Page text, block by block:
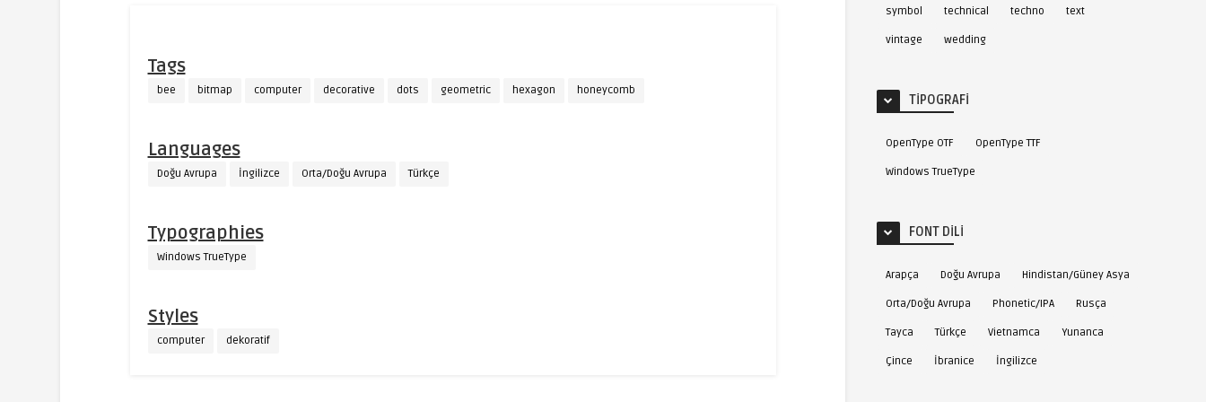
Tags
bee bitmap computer decorative dots geometric hexagon honeycomb
Languages
Doğu Avrupa İngilizce Orta/Doğu Avrupa Türkçe
Typographies
Windows TrueType
Styles
computer dekoratif
symbol technical techno text
vintage wedding
TIPOGRAFI
OpenType OTF OpenType TTF
Windows TrueType
FONT DILI
Arapça Doğu Avrupa Hindistan/Güney Asya
Orta/Doğu Avrupa Phonetic/IPA Rusça
Tayca Türkçe Vietnamca Yunanca
Çince İbranice İngilizce